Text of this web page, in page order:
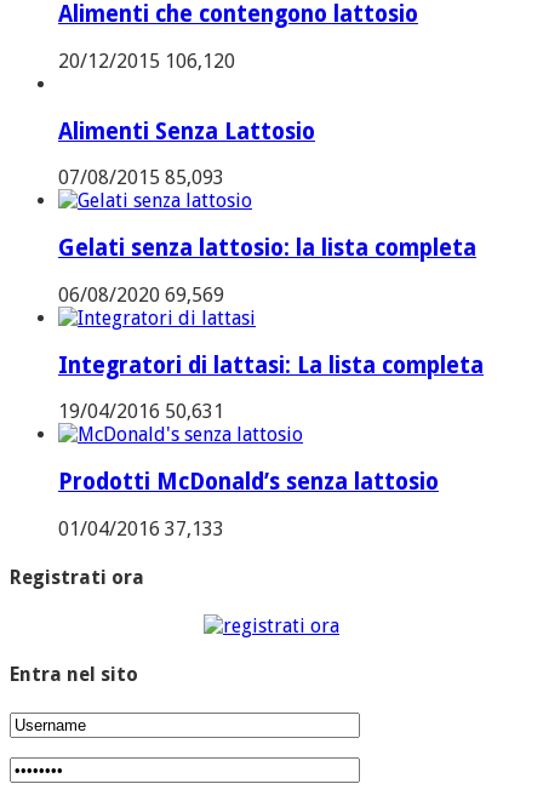
Alimenti che contengono lattosio
20/12/2015 106,120
Alimenti Senza Lattosio
07/08/2015 85,093
Gelati senza lattosio: la lista completa
06/08/2020 69,569
Integratori di lattasi: La lista completa
19/04/2016 50,631
Prodotti McDonald’s senza lattosio
01/04/2016 37,133
Registrati ora
Entra nel sito